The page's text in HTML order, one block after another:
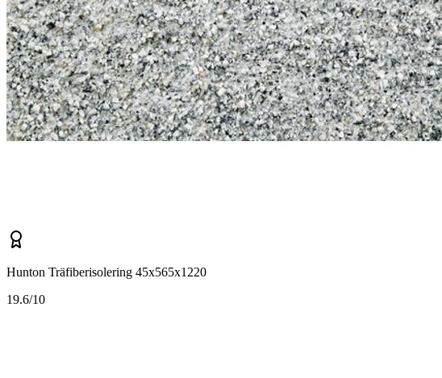
Hunton Träfiberisolering 45x565x1220
19.6/10